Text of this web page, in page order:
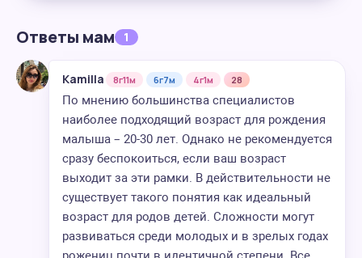
Ответы мам 1
Kamilla 8г11м 6г7м 4г1м 28
По мнению большинства специалистов
наиболее подходящий возраст для рождения
малыша – 20-30 лет. Однако не рекомендуется
сразу беспокоиться, если ваш возраст
выходит за эти рамки. В действительности не
существует такого понятия как идеальный
возраст для родов детей. Сложности могут
развиваться среди молодых и в зрелых годах